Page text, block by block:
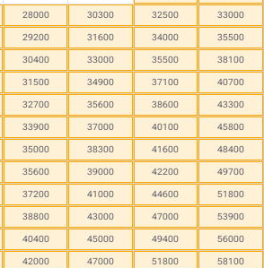
28000 30300 32500 33000
29200 31600 34000 35500
30400 33000 35500 38100
31500 34900 37100 40700
32700 35600 38600 43300
33900 37000 40100 45800
35000 38300 41600 48400
35600 39000 42200 49700
37200 41000 44600 51800
38800 43000 47000 53900
40400 45000 49400 56000
42000 47000 51800 58100